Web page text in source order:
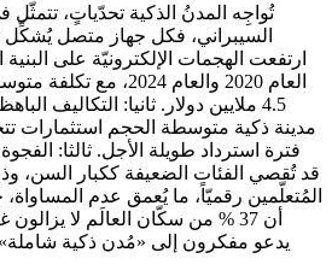
تُواجِه المدنُ الذكية تحدّياتٍ، تتمثّل
السيبراني، فكل جهاز متصل يُشكِّل
العام 2020 والعام
4.5 ملايين دولار. ثانيا: التكاليف
فترة استرداد طويلة الأجل. ثالثا:
قد تُقصي الفئات الضعيفة ككبار السن،
المُتعلّمين رقميّاً، ما يُعمق عدم
أن 37 % من سكّان العالَم لا
يدعو مفكرون إلى «مُدن ذكية شاملة»